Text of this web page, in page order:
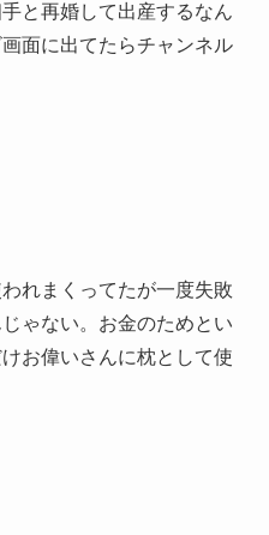
と再婚して出産するなん
面に出てたらチャンネル
れまくってたが一度失敗
ゃない。お金のためとい
お偉いさんに枕として使